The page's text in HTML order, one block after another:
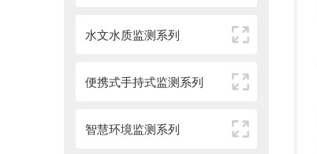
水文水质监测系列
便携式手持式监测系列
智慧环境监测系列